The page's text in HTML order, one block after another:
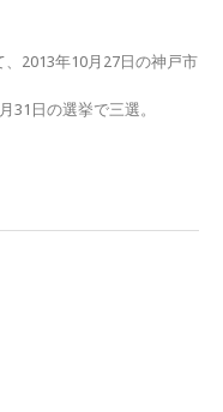
2013年10月27日の神戸市
31日の選挙で三選。